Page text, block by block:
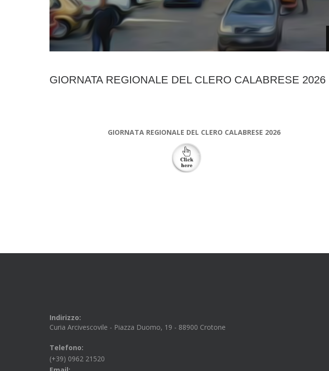
GIORNATA REGIONALE DEL CLERO CALABRESE 2026
GIORNATA REGIONALE DEL CLERO CALABRESE 2026
Indirizzo:
Curia Arcivescovile - Piazza Duomo, 19 - 88900 Crotone
Telefono:
(+39) 0962 21520